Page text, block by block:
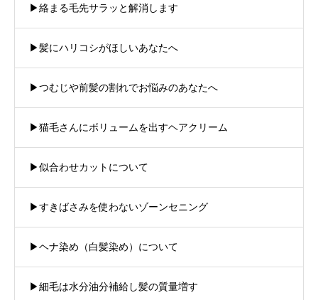
▶︎絡まる毛先サラッと解消します
▶︎髪にハリコシがほしいあなたへ
▶︎つむじや前髪の割れでお悩みのあなたへ
▶︎猫毛さんにボリュームを出すヘアクリーム
▶︎似合わせカットについて
▶︎すきばさみを使わないゾーンセニング
▶︎ヘナ染め（白髪染め）について
▶︎細毛は水分油分補給し髪の質量増す